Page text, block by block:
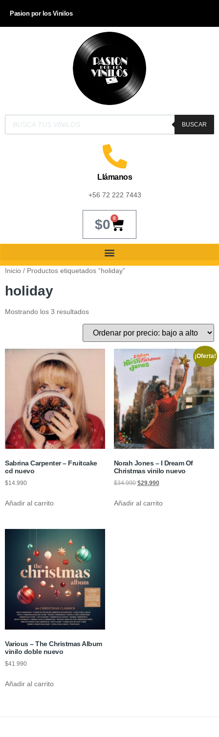
Pasion por los Vinilos
BUSCAR
Llámanos
+56 72 222 7443
$0 0
Inicio / Productos etiquetados “holiday”
holiday
Mostrando los 3 resultados
Sabrina Carpenter – Fruitcake
cd nuevo
$14.990
Añadir al carrito
¡Oferta!
Norah Jones – I Dream Of
Christmas vinilo nuevo
$34.990 $29.990
Añadir al carrito
Various – The Christmas Album
vinilo doble nuevo
$41.990
Añadir al carrito